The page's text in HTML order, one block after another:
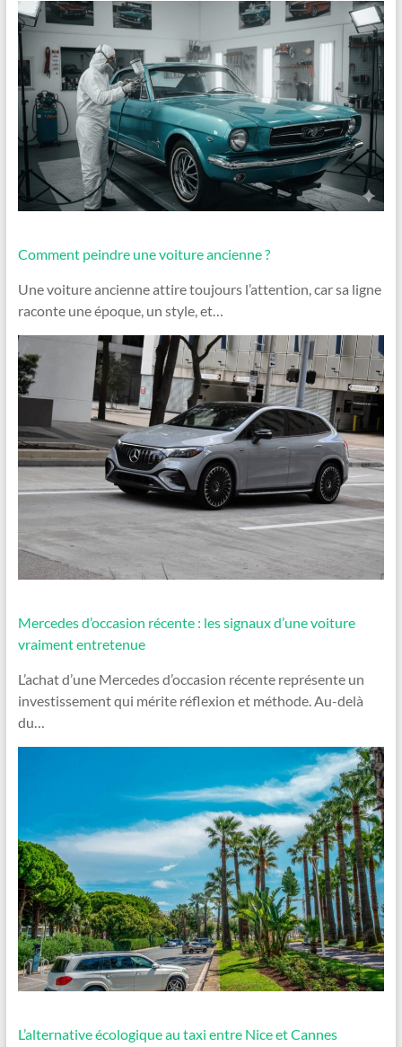
Comment peindre une voiture ancienne ?
Une voiture ancienne attire toujours l’attention, car sa ligne
raconte une époque, un style, et…
Mercedes d’occasion récente : les signaux d’une voiture
vraiment entretenue
L’achat d’une Mercedes d’occasion récente représente un
investissement qui mérite réflexion et méthode. Au-delà
du…
L’alternative écologique au taxi entre Nice et Cannes